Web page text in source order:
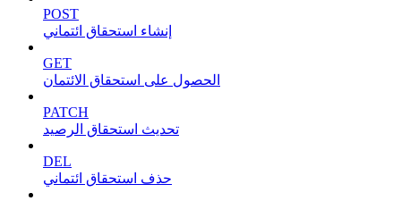
POST
إنشاء استحقاق ائتماني
GET
الحصول على استحقاق الائتمان
PATCH
تحديث استحقاق الرصيد
DEL
حذف استحقاق ائتماني